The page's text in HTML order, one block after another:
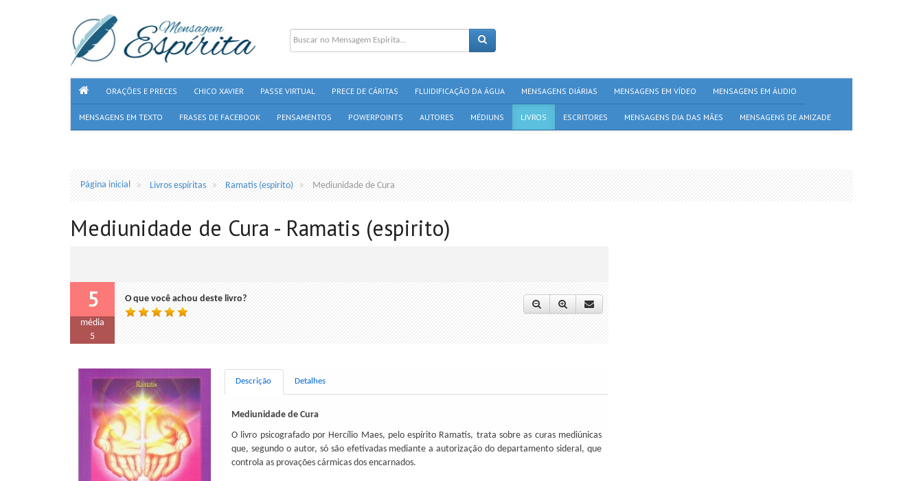
ORAÇÕES E PRECES CHICO XAVIER PASSE VIRTUAL PRECE DE CÁRITAS FLUIDIFICAÇÃO DA ÁGUA MENSAGENS DIÁRIAS MENSAGENS EM VÍDEO MENSAGENS EM ÁUDIO
MENSAGENS EM TEXTO FRASES DE FACEBOOK PENSAMENTOS POWERPOINTS AUTORES MÉDIUNS LIVROS ESCRITORES MENSAGENS DIA DAS MÃES MENSAGENS DE AMIZADE
Página inicial Livros espíritas Ramatis (espirito) Mediunidade de Cura
Mediunidade de Cura - Ramatis (espirito)
5
média
5
O que você achou deste livro?
Descrição Detalhes
Mediunidade de Cura
O livro psicografado por Hercílio Maes, pelo espírito Ramatís, trata sobre as curas mediúnicas
que, segundo o autor, só são efetivadas mediante a autorização do departamento sideral, que
controla as provações cármicas dos encarnados.